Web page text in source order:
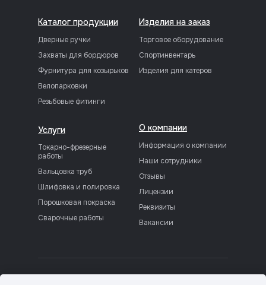
О компании
Каталог продукции
Информация о компании
Наши сотрудники
Дверные ручки
Отзывы
Захваты для бордюров
Лицензии
Фурнитура для козырьков
Реквизиты
Велопарковки
Резьбовые фитинги
Изделия на заказ
Торговое оборудование
Спортинвентарь
Изделия для катеров
Услуги
Токарно-фрезерные
работы
Вальцовка труб
Шлифовка и полировка
Порошковая покраска
Сварочные работы
Вакансии